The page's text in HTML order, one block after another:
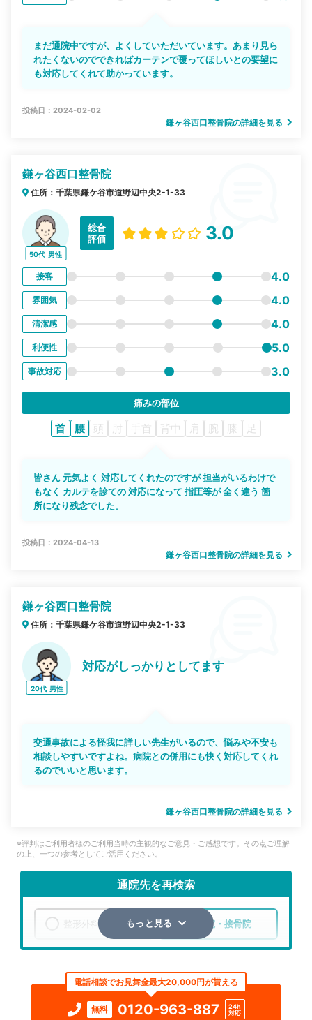
まだ通院中ですが、よくしていただいています。あまり見ら
れたくないのでできればカーテンで覆ってほしいとの要望に
も対応してくれて助かっています。
投稿日：2024-02-02
鎌ヶ谷西口整骨院の詳細を見る
鎌ヶ谷西口整骨院
住所：千葉県鎌ケ谷市道野辺中央2-1-33
50代 男性
総合
評価
3.0
接客 4.0
雰囲気 4.0
清潔感 4.0
利便性 5.0
事故対応 3.0
痛みの部位
首 腰 頭 肘 手首 背中 肩 腕 膝 足
皆さん 元気よく 対応してくれたのですが 担当がいるわけで
もなく カルテを診ての 対応になって 指圧等が 全く違う 箇
所になり残念でした。
投稿日：2024-04-13
鎌ヶ谷西口整骨院の詳細を見る
鎌ヶ谷西口整骨院
住所：千葉県鎌ケ谷市道野辺中央2-1-33
20代 男性
対応がしっかりとしてます
交通事故による怪我に詳しい先生がいるので、悩みや不安も
相談しやすいですよね。病院との併用にも快く対応してくれ
るのでいいと思います。
鎌ヶ谷西口整骨院の詳細を見る
※評判はご利用者様のご利用当時の主観的なご意見・ご感想です。その点ご理解
の上、一つの参考としてご活用ください。
通院先を再検索
整形外科 整骨院・接骨院
検索する
もっと見る
電話相談でお見舞金最大20,000円が貰える
無料 0120-963-887
24h
対応